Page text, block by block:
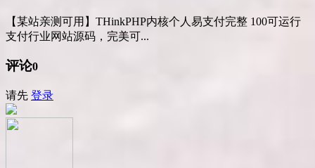
【某站亲测可用】THinkPHP内核个人易支付完整 100可运行
支付行业网站源码，完美可...
评论0
请先 登录